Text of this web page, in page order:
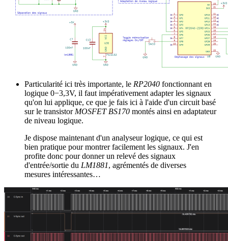
Particularité ici très importante, le RP2040 fonctionnant en
logique 0−3,3V, il faut impérativement adapter les signaux
qu'on lui applique, ce que je fais ici à l'aide d'un circuit basé
sur le transistor MOSFET BS170 montés ainsi en adaptateur
de niveau logique.
Je dispose maintenant d'un analyseur logique, ce qui est
bien pratique pour montrer facilement les signaux. J'en
profite donc pour donner un relevé des signaux
d'entrée/sortie du LM1881, agrémentés de diverses
mesures intéressantes…